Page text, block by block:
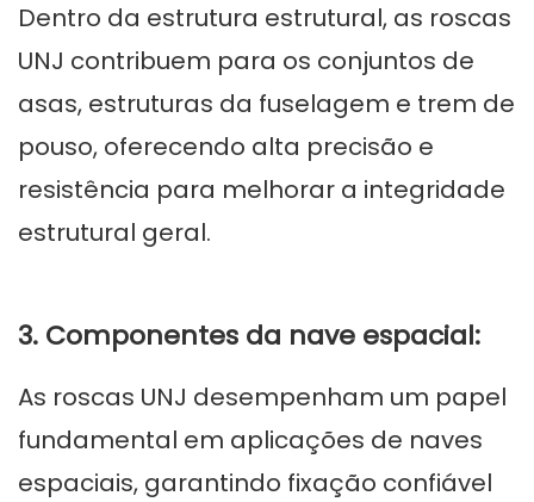
Dentro da estrutura estrutural, as roscas
UNJ contribuem para os conjuntos de
asas, estruturas da fuselagem e trem de
pouso, oferecendo alta precisão e
resistência para melhorar a integridade
estrutural geral.
3. Componentes da nave espacial:
As roscas UNJ desempenham um papel
fundamental em aplicações de naves
espaciais, garantindo fixação confiável